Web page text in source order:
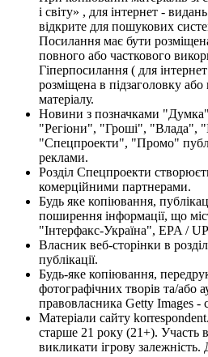
і світу» , для інтернет -
відкрите для пошукових
Посилання має бути
повного або часткового
Гіперпосилання ( для
розміщена в підзаголовку
матеріалу.
Новини з позначками
"Регіони", "Гроші", "Влада",
"Спецпроекти", "Промо"
реклами.
Розділ Спецпроекти
комерційними партнерами.
Будь яке копіювання,
поширення інформації, що
"Інтерфакс-Україна", EPA /
Власник веб-сторінки в
публікації.
Будь-яке копіювання,
фотографічних творів та/або
правовласника Getty Images -
Матеріали сайту
старше 21 року (21+). Участь
викликати ігрову